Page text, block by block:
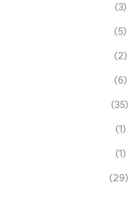
(3)
(5)
(2)
(6)
(35)
(1)
(1)
(29)